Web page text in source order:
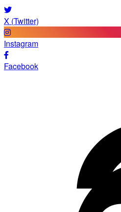
X (Twitter)
Instagram
Facebook